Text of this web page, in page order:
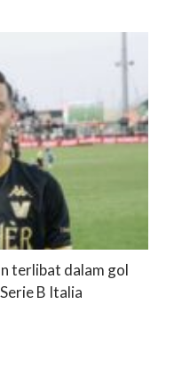
terlibat dalam gol
B Italia